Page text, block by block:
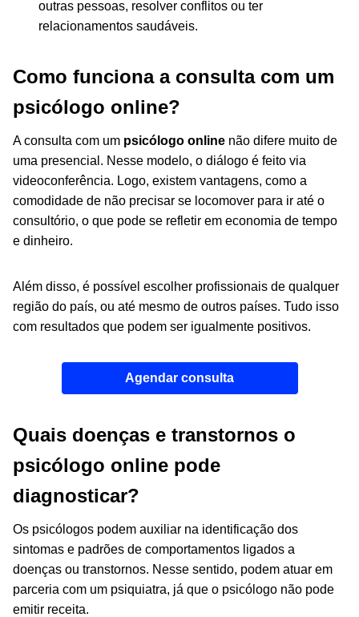
outras pessoas, resolver conflitos ou ter
relacionamentos saudáveis.
Como funciona a consulta com um
psicólogo online?
A consulta com um psicólogo online não difere muito de
uma presencial. Nesse modelo, o diálogo é feito via
videoconferência. Logo, existem vantagens, como a
comodidade de não precisar se locomover para ir até o
consultório, o que pode se refletir em economia de tempo
e dinheiro.
Além disso, é possível escolher profissionais de qualquer
região do país, ou até mesmo de outros países. Tudo isso
com resultados que podem ser igualmente positivos.
Agendar consulta
Quais doenças e transtornos o
psicólogo online pode
diagnosticar?
Os psicólogos podem auxiliar na identificação dos
sintomas e padrões de comportamentos ligados a
doenças ou transtornos. Nesse sentido, podem atuar em
parceria com um psiquiatra, já que o psicólogo não pode
emitir receita.